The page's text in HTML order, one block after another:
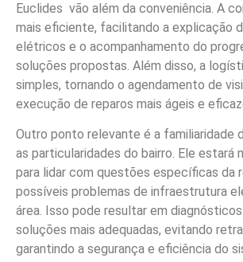
Euclides vão além da conveniência. A
mais eficiente, facilitando a explicação
elétricos e o acompanhamento do
soluções propostas. Além disso, a
simples, tornando o agendamento de
execução de reparos mais ágeis e
Outro ponto relevante é a familiaridade
as particularidades do bairro. Ele estará
para lidar com questões específicas da
possíveis problemas de infraestrutura
área. Isso pode resultar em
soluções mais adequadas, evitando
garantindo a segurança e eficiência do